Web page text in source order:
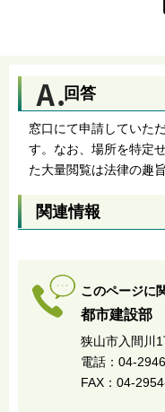
回答
窓口にて申請していた
す。なお、場所を特定
た大量閲覧は法律の趣
関連情報
このページに
都市建設部
狭山市入間川
電話：04-
FAX：04-